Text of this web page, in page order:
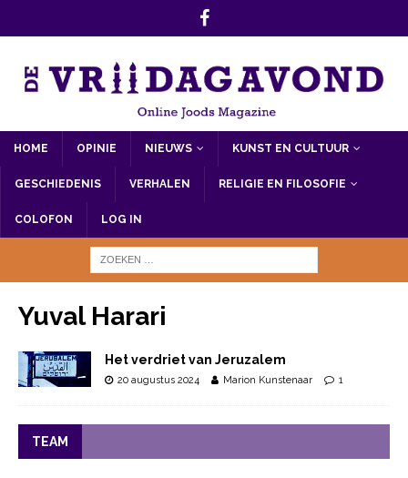
HOME OPINIE NIEUWS KUNST EN CULTUUR
GESCHIEDENIS VERHALEN RELIGIE EN FILOSOFIE
COLOFON LOG IN
Yuval Harari
Het verdriet van Jeruzalem
20 augustus 2024 Marion Kunstenaar 1
TEAM